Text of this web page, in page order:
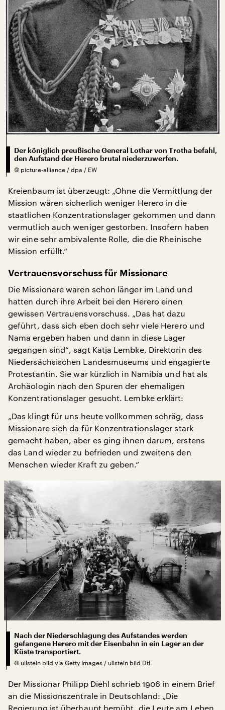
Der königlich preußische General Lothar von Trotha befahl,
den Aufstand der Herero brutal niederzuwerfen.
© picture-alliance / dpa / EW
Kreienbaum ist überzeugt: „Ohne die Vermittlung der
Mission wären sicherlich weniger Herero in die
staatlichen Konzentrationslager gekommen und dann
vermutlich auch weniger gestorben. Insofern haben
wir eine sehr ambivalente Rolle, die die Rheinische
Mission erfüllt.“
Vertrauensvorschuss für Missionare
Die Missionare waren schon länger im Land und
hatten durch ihre Arbeit bei den Herero einen
gewissen Vertrauensvorschuss. „Das hat dazu
geführt, dass sich eben doch sehr viele Herero und
Nama ergeben haben und dann in diese Lager
gegangen sind“, sagt Katja Lembke, Direktorin des
Niedersächsischen Landesmuseums und engagierte
Protestantin. Sie war kürzlich in Namibia und hat als
Archäologin nach den Spuren der ehemaligen
Konzentrationslager gesucht. Lembke erklärt:
„Das klingt für uns heute vollkommen schräg, dass
Missionare sich da für Konzentrationslager stark
gemacht haben, aber es ging ihnen darum, erstens
das Land wieder zu befrieden und zweitens den
Menschen wieder Kraft zu geben.“
Nach der Niederschlagung des Aufstandes werden
gefangene Herero mit der Eisenbahn in ein Lager an der
Küste transportiert.
© ullstein bild via Getty Images / ullstein bild Dtl.
Der Missionar Philipp Diehl schrieb 1906 in einem Brief
an die Missionszentrale in Deutschland: „Die
Regierung ist überhaupt bemüht, die Leute am Leben